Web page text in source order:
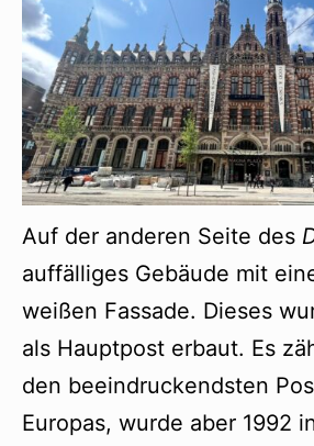
Auf der anderen Seite des
auffälliges Gebäude mit
weißen Fassade. Dieses
als Hauptpost erbaut. Es
den beeindruckendsten
Europas, wurde aber 1992